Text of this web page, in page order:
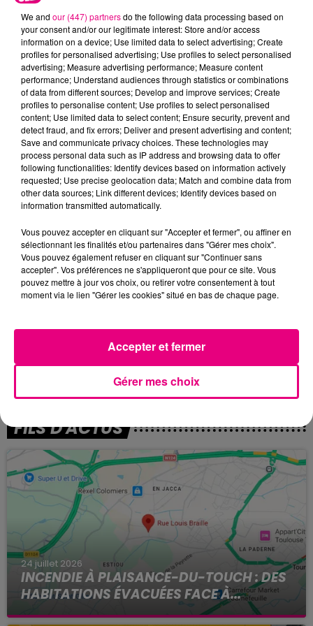
La rentrée aura donc lieu pour tous le 26 avril :
physiquement pour les maternelles et les primaires, à
distance pour les collèges et les lycées qui rouvriront
leurs portes le 3 mai avec des jauges adaptées.
RÉOUVERTURE À PARTIR DE MI-MAI
Dès la mi-mai, nous recommencerons à ouvrir avec
des règles strictes, certains lieux de culture, nous
autoriserons sous conditions l'ouverture de terrasses
et nous allons bâtir entre la mi-mai et le début de
l'été, un calendrier de réouverture progressive pour
la culture, le sport, les loisirs, l'événementiel et nos
cafés et restaurants"explique le Président.
LES PLUS DE 50 ANS VACCINÉS DÈS
LE 15 MAI
Le chef de l’Etat a annoncé ce mercredi que les plus
de 60 ans pourront se faire vacciner dès le 16 avril. Un
entrer en vigueur un mois plus tard. Le 15 mai, tous les
Français âgés de plus de 50 ans pourront aller se faire
vacciner.
FILS D'ACTUS
24 juillet 2026
INCENDIE À PLAISANCE-DU-TOUCH : DES
HABITATIONS ÉVACUÉES FACE À...
Alors que la Haute-Garonne est en vigilance
We and our (447) partnersdo the following data processing based on
your consent and/or our legitimate interest: Store and/or access
information on a device; Use limited data to select advertising; Create
profiles for personalised advertising; Use profiles to select personalised
advertising; Measure advertising performance; Measure content
performance; Understand audiences through statistics or combinations
of data from different sources; Develop and improve services; Create
profiles to personalise content; Use profiles to select personalised
content; Use limited data to select content; Ensure security, prevent and
detect fraud, and fix errors; Deliver and present advertising and content;
Save and communicate privacy choices. These technologies may
process personal data such as IP address and browsing data to offer
following functionalities: Identify devices based on information actively
requested; Use precise geolocation data; Match and combine data from
other data sources; Link different devices; Identify devices based on
information transmitted automatically.
Vous pouvez accepter en cliquant sur "Accepter et fermer", ou affiner en
sélectionnant les finalités et/ou partenaires dans "Gérer mes choix".
Vous pouvez également refuser en cliquant sur "Continuer sans
accepter". Vos préférences ne s'appliqueront que pour ce site. Vous
pouvez mettre à jour vos choix, ou retirer votre consentement à tout
moment via le lien "Gérer les cookies" situé en bas de chaque page.
Gérer mes choix
Accepter et fermer